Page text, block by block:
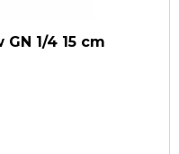
1/4 15 cm